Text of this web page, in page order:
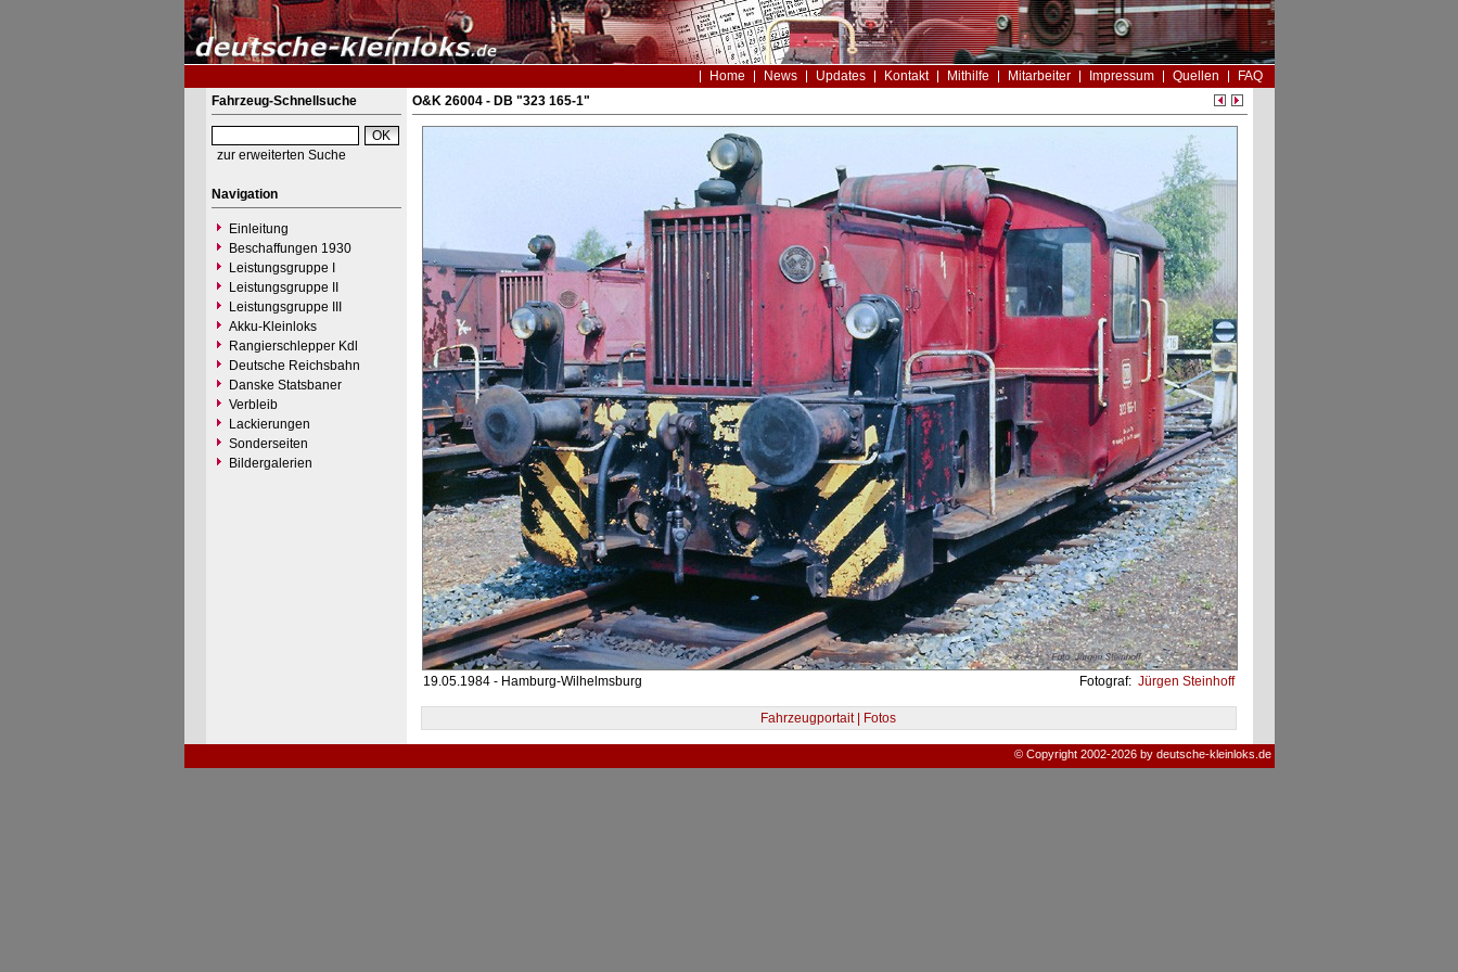
Home News Updates Kontakt Mithilfe Mitarbeiter Impressum Quellen
FAQ
Fahrzeug-Schnellsuche
zur erweiterten Suche
Navigation
Einleitung
Beschaffungen 1930
Leistungsgruppe I
Leistungsgruppe II
Leistungsgruppe III
Akku-Kleinloks
Rangierschlepper Kdl
Deutsche Reichsbahn
Danske Statsbaner
Verbleib
Lackierungen
Sonderseiten
Bildergalerien
O&K 26004 - DB "323 165-1"
19.05.1984 - Hamburg-Wilhelmsburg Fotograf: Jürgen Steinhoff
Fahrzeugportait | Fotos
© Copyright 2002-2026 by deutsche-kleinloks.de